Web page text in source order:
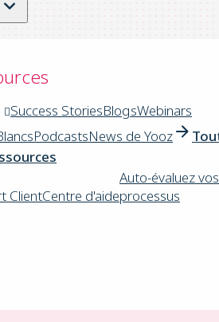
Success StoriesBlogsWebinars
PodcastsNews de Yooz
ClientCentre d'aide
Auto-évaluez vos
processus